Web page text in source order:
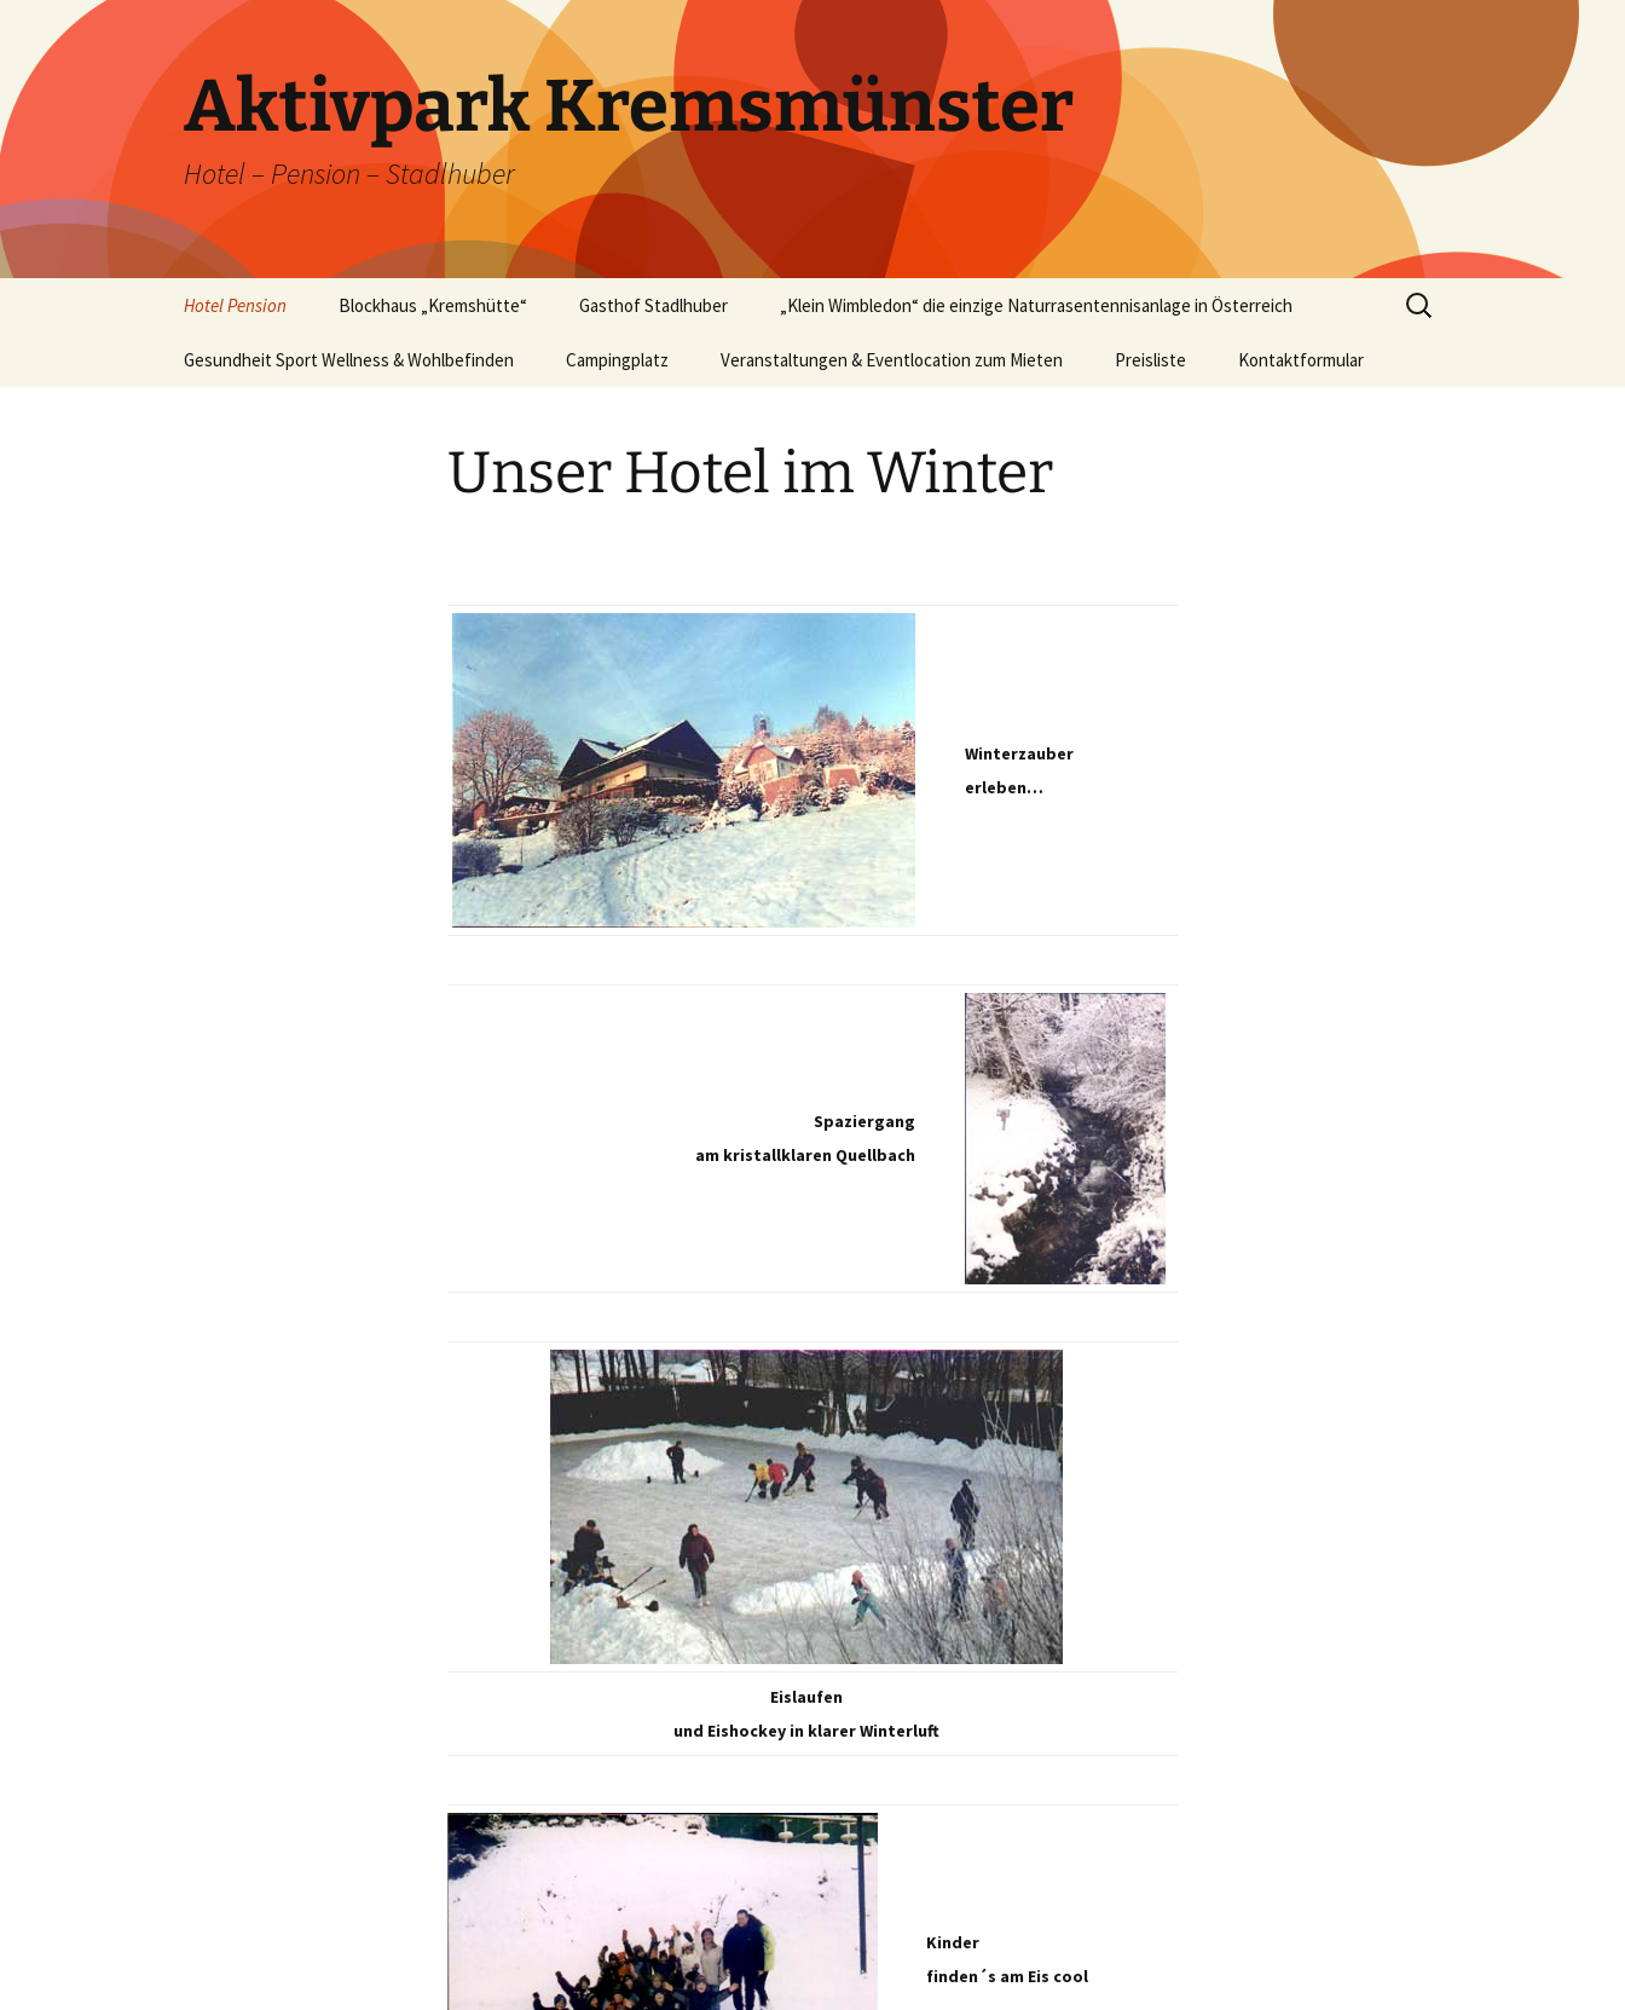
Inhalt
springen
Aktivpark Kremsmünster
Hotel – Pension – Stadlhuber
Hotel Pension
Unser Hotel im Winter
Blockhaus „Kremshütte“
Blockhaus „Kremshütte“
Gasthof Stadlhuber „Klein Wimbledon“ die einzige Naturrasentennisanlage in Österreich
Bericht in „happy tennis“
Ausgabe 07/2004
Gesundheit Sport Wellness & Wohlbefinden Campingplatz Veranstaltungen & Eventlocation zum Mieten
Promis
Preisliste Kontaktformular
Suchen
nach:
Unser Hotel im Winter
Winterzauber
erleben…
Spaziergang
am kristallklaren Quellbach
Eislaufen
und Eishockey in klarer Winterluft
Kinder
finden´s am Eis cool